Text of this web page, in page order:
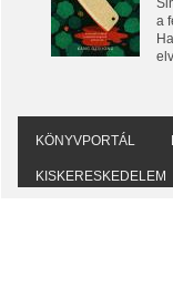
a
KÖNYVPORTÁL
KISKERESKEDELEM